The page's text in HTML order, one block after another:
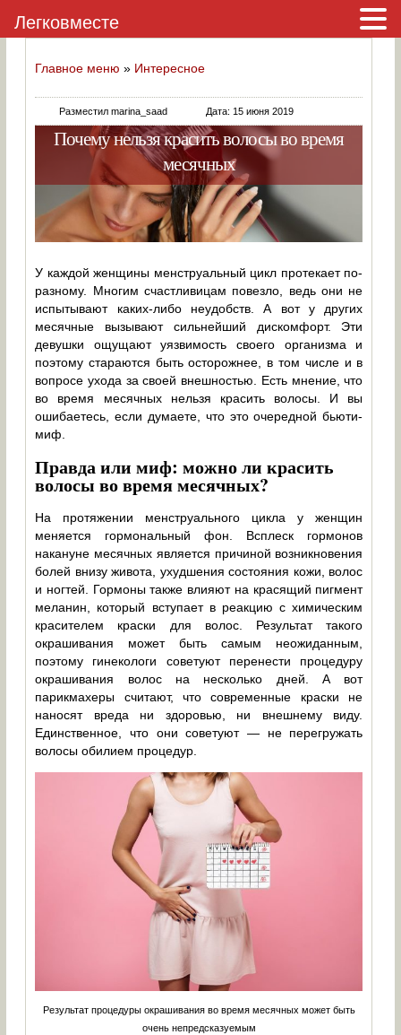
Главное меню » Интересное
Разместил marina_saad Дата: 15 июня 2019
Почему нельзя красить волосы во время
месячных
У каждой женщины менструальный цикл протекает по-
разному. Многим счастливицам повезло, ведь они не
испытывают каких-либо неудобств. А вот у других
месячные вызывают сильнейший дискомфорт. Эти
девушки ощущают уязвимость своего организма и
поэтому стараются быть осторожнее, в том числе и в
вопросе ухода за своей внешностью. Есть мнение, что
во время месячных нельзя красить волосы. И вы
ошибаетесь, если думаете, что это очередной бьюти-
миф.
Правда или миф: можно ли красить
волосы во время месячных?
На протяжении менструального цикла у женщин
меняется гормональный фон. Всплеск гормонов
накануне месячных является причиной возникновения
болей внизу живота, ухудшения состояния кожи, волос
и ногтей. Гормоны также влияют на красящий пигмент
меланин, который вступает в реакцию с химическим
красителем краски для волос. Результат такого
окрашивания может быть самым неожиданным,
поэтому гинекологи советуют перенести процедуру
окрашивания волос на несколько дней. А вот
парикмахеры считают, что современные краски не
наносят вреда ни здоровью, ни внешнему виду.
Единственное, что они советуют — не перегружать
волосы обилием процедур.
Результат процедуры окрашивания во время месячных может быть
очень непредсказуемым
Легковместе